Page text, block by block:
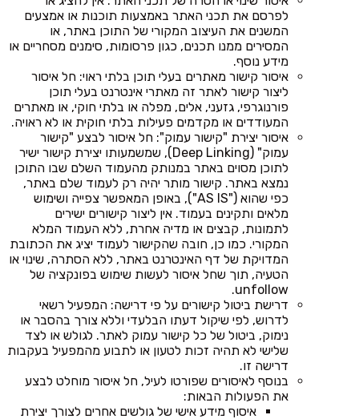
לפרסם את תכני האתר באמצעות תוכנות או אמצעים
המשנים את העיצוב המקורי של התוכן באתר, או
המסירים ממנו תכנים, כגון פרסומות, סימנים מסחריים או
מידע נוסף.
איסור קישור מאתרים בעלי תוכן בלתי ראוי: חל איסור
ליצור קישור לאתר זה מאתרי אינטרנט בעלי תוכן
פורנוגרפי, גזעני, אלים, מפלה או בלתי חוקי, או מאתרים
המעודדים או מקדמים פעילות בלתי חוקית או לא ראויה.
איסור יצירת "קישור עמוק": חל איסור לבצע "קישור
עמוק" (Deep Linking), שמשמעותו יצירת קישור ישיר
לתוכן מסוים באתר במנותק מהעמוד השלם שבו התוכן
נמצא באתר. קישור מותר יהיה רק לעמוד שלם באתר,
כפי שהוא ("AS IS"), באופן המאפשר צפייה ושימוש
מלאים ותקינים בעמוד. אין ליצור קישורים ישירים
לתמונות, קבצים או מדיה אחרת, ללא העמוד המלא
המקורי. כמו כן, חובה שהקישור לעמוד יציג את הכתובת
המדויקת של דף האינטרנט באתר, ללא הסתרה, שינוי או
הטעיה, תוך שחל איסור לעשות שימוש בפונקציה של
unfollow.
דרישת ביטול קישורים על פי דרישה: המפעיל רשאי
לדרוש, לפי שיקול דעתו הבלעדי וללא צורך בהסבר או
נימוק, ביטול של כל קישור עמוק לאתר. לגולש או לצד
שלישי לא תהיה זכות לטעון או לתבוע מהמפעיל בעקבות
דרישה זו.
בנוסף לאיסורים שפורטו לעיל, חל איסור מוחלט לבצע
את הפעולות הבאות:
איסוף מידע אישי של גולשים אחרים לצורך יצירת